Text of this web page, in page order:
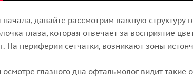
давайте рассмотрим важную структуру
глаза, которая отвечает за восприятие
На периферии сетчатки, возникают зоны
осмотре глазного дна офтальмолог видит